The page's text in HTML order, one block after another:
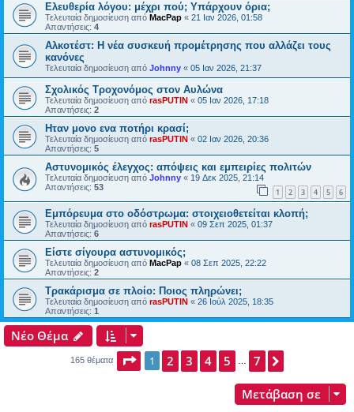
Ελευθερία λόγου: μέχρι πού; Υπάρχουν όρια;
Τελευταία δημοσίευση από MacPap « 21 Ιαν 2026, 01:58
Απαντήσεις: 4
Αλκοτέστ: Η νέα συσκευή προμέτρησης που αλλάζει τους
κανόνες
Τελευταία δημοσίευση από Johnny « 05 Ιαν 2026, 21:37
Σχολικός Τροχονόμος στον Αυλώνα
Τελευταία δημοσίευση από rasPUTIN « 05 Ιαν 2026, 17:18
Απαντήσεις: 2
Ηταν μονο ενα ποτήρι κρασί;
Τελευταία δημοσίευση από rasPUTIN « 02 Ιαν 2026, 20:36
Απαντήσεις: 5
Αστυνομικός έλεγχος: απόψεις και εμπειρίες πολιτών
Τελευταία δημοσίευση από Johnny « 19 Δεκ 2025, 21:14
Απαντήσεις: 53 1 2 3 4 5 6
Εμπόρευμα στο οδόστρωμα: στοιχειοθετείται κλοπή;
Τελευταία δημοσίευση από rasPUTIN « 09 Σεπ 2025, 01:37
Απαντήσεις: 6
Είστε σίγουρα αστυνομικός;
Τελευταία δημοσίευση από MacPap « 08 Σεπ 2025, 22:22
Απαντήσεις: 2
Τρακάρισμα σε πλοίο: Ποιος πληρώνει;
Τελευταία δημοσίευση από rasPUTIN « 26 Ιούλ 2025, 18:35
Απαντήσεις: 1
Νέο Θέμα
165 θέματα Σελίδα 1από
1 2 3 4 5 7
Μετάβαση σε